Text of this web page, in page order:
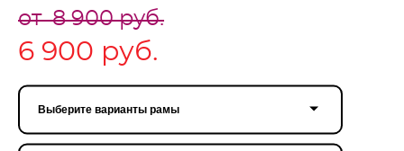
от 8 900 pуб.
6 900 pуб.
Выберите варианты рамы